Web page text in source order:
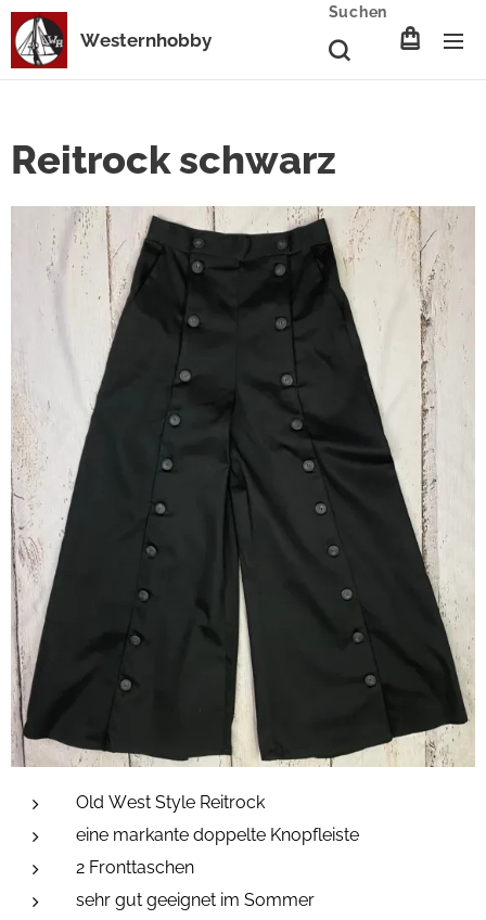
Westernhobby
Suchen
Reitrock schwarz
Old West Style Reitrock
eine markante doppelte Knopfleiste
2 Fronttaschen
sehr gut geeignet im Sommer